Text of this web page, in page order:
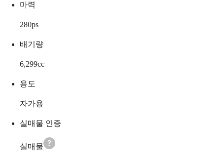
마력
280ps
배기량
6,299cc
용도
자가용
실매물 인증
실매물